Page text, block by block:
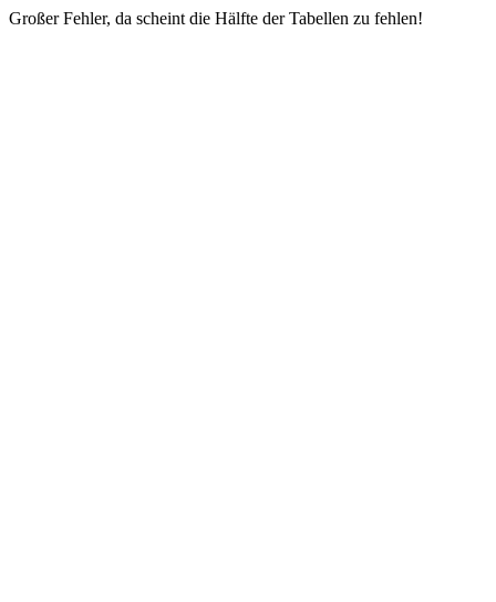
Großer Fehler, da scheint die Hälfte der Tabellen zu fehlen!